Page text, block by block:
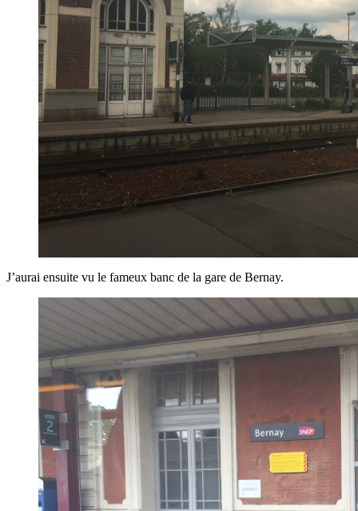
J’aurai ensuite vu le fameux banc de la gare de Bernay.